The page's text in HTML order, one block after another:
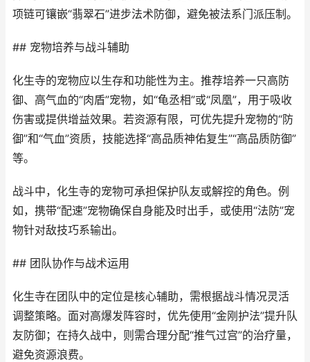
项链可镶嵌“翡翠石”进步法术防御，避免被法系门派压制。
## 宠物培养与战斗辅助
化生寺的宠物应以生存和功能性为主。推荐培养一只高防
御、高气血的“肉盾”宠物，如“龟丞相”或“凤凰”，用于吸收
伤害或提供增益效果。若资源有限，可优先提升宠物的“防
御”和“气血”资质，技能选择“高品质神佑复生”“高品质防御”
等。
战斗中，化生寺的宠物可承担保护队友或解控的角色。例
如，携带“配速”宠物确保自身能及时出手，或使用“法防”宠
物针对敌技巧系输出。
## 团队协作与战术运用
化生寺在团队中的定位是核心辅助，需根据战斗情况灵活
调整策略。面对高爆发阵容时，优先使用“金刚护法”提升队
友防御；在持久战中，则需合理分配“推气过宫”的治疗量，
避免资源浪费。